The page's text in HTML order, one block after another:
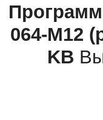
064-М12
KB